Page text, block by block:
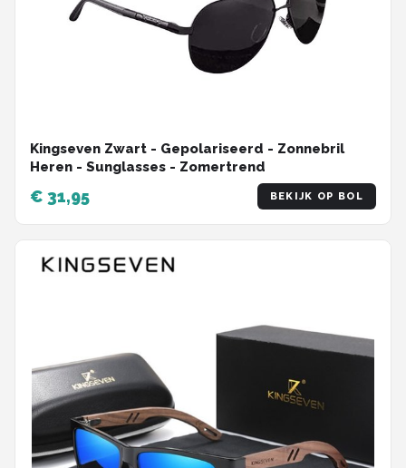
Kingseven Zwart - Gepolariseerd - Zonnebril
Heren - Sunglasses - Zomertrend
€ 31,95 BEKIJK OP BOL